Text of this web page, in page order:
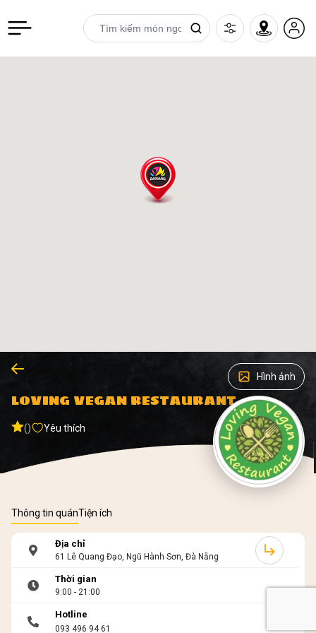
Hình ảnh
LOVING VEGAN RESTAURANT
() Yêu thích
Thông tin quánTiện ích
Địa chỉ
61 Lê Quang Đạo, Ngũ Hành Sơn, Đà Nẵng
Thời gian
9:00 - 21:00
Hotline
093 496 94 61